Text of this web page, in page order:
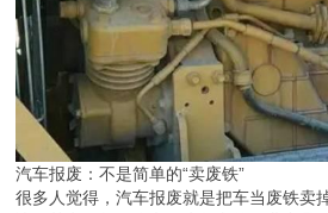
汽车报废：不是简单的“卖废铁”
很多人觉得，汽车报废就是把车当废铁卖